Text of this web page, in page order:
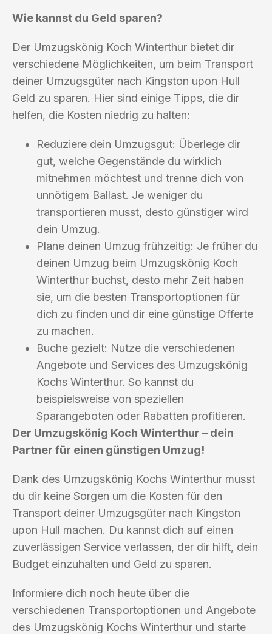
Wie kannst du Geld sparen?
Der Umzugskönig Koch Winterthur bietet dir
verschiedene Möglichkeiten, um beim Transport
deiner Umzugsgüter nach Kingston upon Hull
Geld zu sparen. Hier sind einige Tipps, die dir
helfen, die Kosten niedrig zu halten:
Reduziere dein Umzugsgut: Überlege dir
gut, welche Gegenstände du wirklich
mitnehmen möchtest und trenne dich von
unnötigem Ballast. Je weniger du
transportieren musst, desto günstiger wird
dein Umzug.
Plane deinen Umzug frühzeitig: Je früher du
deinen Umzug beim Umzugskönig Koch
Winterthur buchst, desto mehr Zeit haben
sie, um die besten Transportoptionen für
dich zu finden und dir eine günstige Offerte
zu machen.
Buche gezielt: Nutze die verschiedenen
Angebote und Services des Umzugskönig
Kochs Winterthur. So kannst du
beispielsweise von speziellen
Sparangeboten oder Rabatten profitieren.
Der Umzugskönig Koch Winterthur – dein
Partner für einen günstigen Umzug!
Dank des Umzugskönig Kochs Winterthur musst
du dir keine Sorgen um die Kosten für den
Transport deiner Umzugsgüter nach Kingston
upon Hull machen. Du kannst dich auf einen
zuverlässigen Service verlassen, der dir hilft, dein
Budget einzuhalten und Geld zu sparen.
Informiere dich noch heute über die
verschiedenen Transportoptionen und Angebote
des Umzugskönig Kochs Winterthur und starte